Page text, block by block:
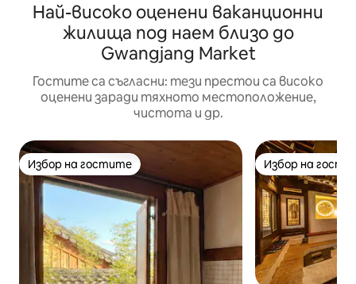
Най-високо оценени ваканционни
жилища под наем близо до
Gwangjang Market
Гостите са съгласни: тези престои са високо
оценени заради тяхното местоположение,
чистота и др.
Избор на гостите
Избор на гостите Избор на
Избор на